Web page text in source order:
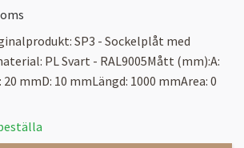
SP3 - Sockelplåt med
PL Svart - RAL9005Mått (mm):A:
mmD: 10 mmLängd: 1000 mmArea: 0